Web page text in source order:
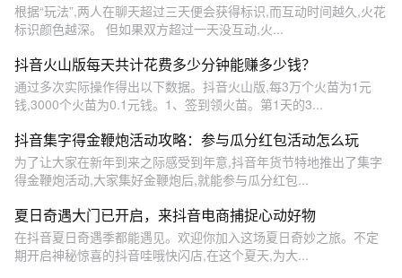
根据“玩法”,两人在聊天超过三天便会获得标识,而互动时间越久,火花
标识颜色越深。 但如果双方超过一天没互动,火...
抖音火山版每天共计花费多少分钟能赚多少钱？
通过多次实际操作得出以下数据。抖音火山版,每3万个火苗为1元
钱,3000个火苗为0.1元钱。1、签到领火苗。第1天的3...
抖音集字得金鞭炮活动攻略：参与瓜分红包活动怎么玩
为了让大家在新年到来之际感受到年意,抖音年货节特地推出了集字
得金鞭炮活动,大家集好金鞭炮后,就能参与瓜分红包...
夏日奇遇大门已开启，来抖音电商捕捉心动好物
在抖音夏日奇遇季都能遇见。欢迎你加入这场夏日奇妙之旅。不定
期开启神秘惊喜的抖音哇哦快闪店,在这个夏天,为大...